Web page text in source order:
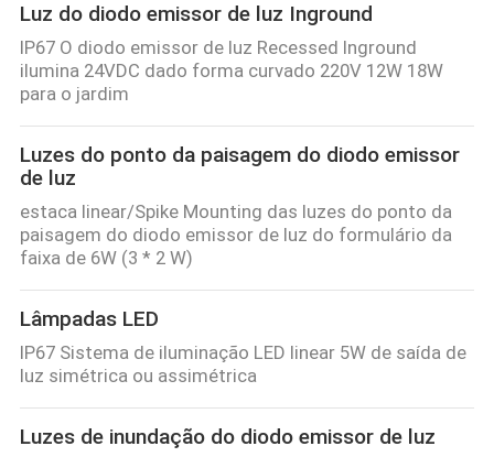
Luz do diodo emissor de luz Inground
IP67 O diodo emissor de luz Recessed Inground
ilumina 24VDC dado forma curvado 220V 12W 18W
para o jardim
Luzes do ponto da paisagem do diodo emissor
de luz
estaca linear/Spike Mounting das luzes do ponto da
paisagem do diodo emissor de luz do formulário da
faixa de 6W (3 * 2 W)
Lâmpadas LED
IP67 Sistema de iluminação LED linear 5W de saída de
luz simétrica ou assimétrica
Luzes de inundação do diodo emissor de luz